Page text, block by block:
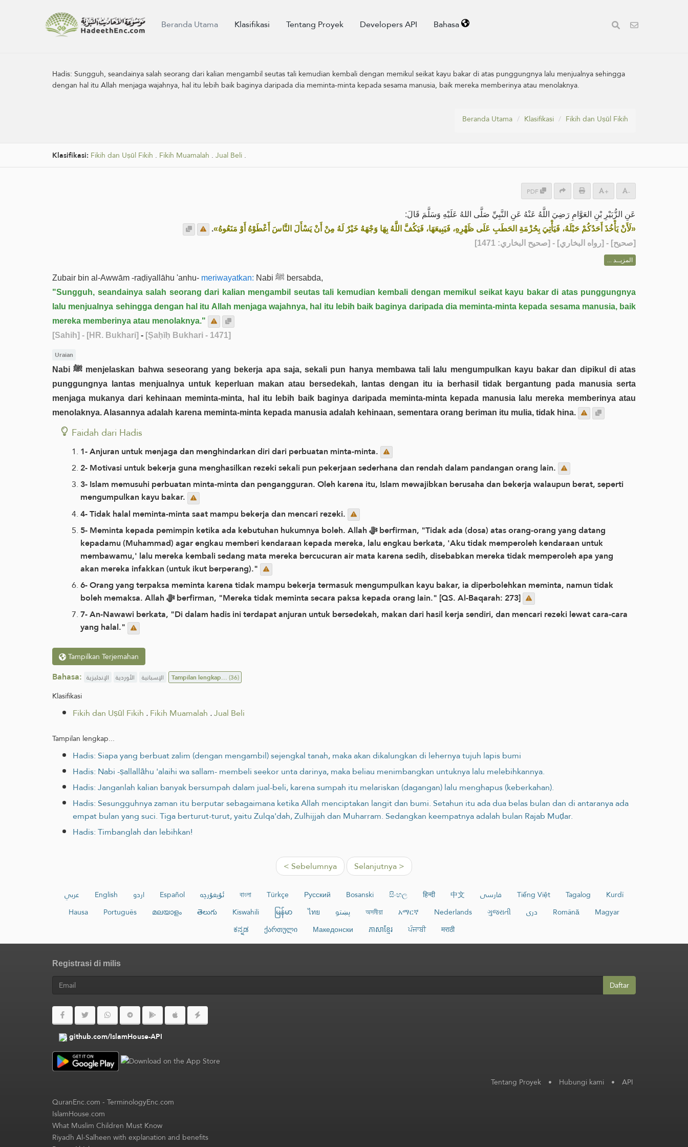
Beranda Utama Klasifikasi Tentang Proyek Developers API Bahasa
Hadis:Sungguh, seandainya salah seorang dari kalian mengambil seutas tali kemudian kembali dengan memikul ‎seikat kayu bakar di atas punggungnya lalu menjualnya sehingga
dengan hal itu Allah ‎menjaga wajahnya, hal itu lebih baik baginya daripada dia ‎meminta-minta kepada sesama manusia, baik mereka memberinya atau ‎menolaknya.‎
Beranda Utama Klasifikasi Fikih dan Uṣūl Fikih
Klasifikasi: Fikih dan Uṣūl Fikih . Fikih Muamalah . Jual Beli .
PDF + -
عَنِ الزُّبَيْرِ بْنِ العَوَّامِ رَضِيَ اللَّهُ عَنْهُ عَنِ النَّبِيِّ صَلَّى اللهُ عَلَيْهِ وَسَلَّمَ قَالَ:
«لَأَنْ يَأْخُذَ أَحَدُكُمْ حَبْلَهُ، فَيَأْتِيَ بِحُزْمَةِ الحَطَبِ عَلَى ظَهْرِهِ، فَيَبِيعَهَا، فَيَكُفَّ اللَّهُ بِهَا وَجْهَهُ خَيْرٌ لَهُ مِنْ أَنْ يَسْأَلَ النَّاسَ أَعْطَوْهُ أَوْ مَنَعُوهُ».
[صحيح] - [رواه البخاري] - [صحيح البخاري: 1471]
المزيــد ...
Zubair bin al-Awwām -raḍiyallāhu 'anhu- meriwayatkan:
Nabi ﷺ bersabda,
"Sungguh, seandainya salah seorang dari kalian mengambil seutas tali kemudian kembali dengan memikul ‎seikat kayu bakar di atas punggungnya
lalu menjualnya sehingga dengan hal itu Allah ‎menjaga wajahnya, hal itu lebih baik baginya daripada dia ‎meminta-minta kepada sesama manusia, baik
mereka memberinya atau ‎menolaknya.‎"
[Sahih] - [HR. Bukhari] - [Ṣaḥīḥ Bukhari - 1471]
Uraian
Nabi ﷺ menjelaskan bahwa seseorang yang bekerja apa saja, sekali pun hanya membawa tali lalu mengumpulkan kayu bakar dan dipikul di atas
punggungnya lantas menjualnya untuk keperluan makan atau bersedekah, lantas dengan itu ia berhasil tidak bergantung pada manusia serta
menjaga mukanya dari kehinaan meminta-minta, hal itu lebih baik baginya daripada meminta-minta kepada manusia lalu mereka memberinya atau
menolaknya. Alasannya adalah karena meminta-minta kepada manusia adalah kehinaan, sementara orang beriman itu mulia, tidak hina.
Faidah dari Hadis
1- Anjuran untuk menjaga dan menghindarkan diri dari perbuatan minta-minta.
2- Motivasi untuk bekerja guna menghasilkan rezeki sekali pun pekerjaan sederhana dan rendah dalam pandangan orang lain.
3- Islam memusuhi perbuatan minta-minta dan pengangguran. Oleh karena itu, Islam mewajibkan berusaha dan bekerja walaupun berat, seperti
mengumpulkan kayu bakar.
4- Tidak halal meminta-minta saat mampu bekerja dan mencari rezeki.
5- Meminta kepada pemimpin ketika ada kebutuhan hukumnya boleh. Allah ﷻ berfirman, "Tidak ada (dosa) atas orang-orang yang datang
kepadamu (Muhammad) agar engkau memberi kendaraan kepada mereka, lalu engkau berkata, 'Aku tidak memperoleh kendaraan untuk
membawamu,' lalu mereka kembali sedang mata mereka bercucuran air mata karena sedih, disebabkan mereka tidak memperoleh apa yang
akan mereka infakkan (untuk ikut berperang)."
6- Orang yang terpaksa meminta karena tidak mampu bekerja termasuk mengumpulkan kayu bakar, ia diperbolehkan meminta, namun tidak
boleh memaksa. Allah ﷻ berfirman, "Mereka tidak meminta secara paksa kepada orang lain." [QS. Al-Baqarah: 273]
7- An-Nawawi berkata, "Di dalam hadis ini terdapat anjuran untuk bersedekah, makan dari hasil kerja sendiri, dan mencari rezeki lewat cara-cara
yang halal."
Tampilkan Terjemahan
Bahasa: الإنجليزية الأوردية الإسبانية Tampilan lengkap...(36)
Klasifikasi
Fikih dan Uṣūl Fikih .Fikih Muamalah .Jual Beli
Tampilan lengkap...
Hadis: Siapa yang berbuat zalim (dengan mengambil) sejengkal tanah, maka akan dikalungkan di lehernya tujuh lapis bumi
Hadis: Nabi -ṣallallāhu 'alaihi wa sallam- membeli seekor unta darinya, maka beliau menimbangkan untuknya lalu melebihkannya.
Hadis: Janganlah kalian banyak bersumpah dalam jual-beli, karena sumpah itu melariskan (dagangan) lalu menghapus (keberkahan).
Hadis: Sesungguhnya zaman itu berputar sebagaimana ketika Allah menciptakan langit dan bumi. Setahun itu ada dua belas bulan dan di antaranya ada
empat bulan yang suci. Tiga berturut-turut, yaitu Zulqa'dah, Zulhijjah dan Muharram. Sedangkan keempatnya adalah bulan Rajab Muḍar.
Hadis: Timbanglah dan lebihkan!
< Sebelumnya Selanjutnya >
عربي English اردو Español ئۇيغۇرچە বাংলা Türkçe Русский Bosanski සිංහල हिन्दी 中文 فارسی Tiếng Việt Tagalog
Kurdî
Hausa
Português മലയാളം తెలుగు Kiswahili မြန်မာ ไทย پښتو অসমীয়া አማርኛ Nederlands ગુજરાતી دری Română
Magyar
ಕನ್ನಡ
ქართული Македонски ភាសាខ្មែរ ਪੰਜਾਬੀ मराठी
Registrasi di milis
Daftar
github.com/IslamHouse-API
Tentang Proyek • Hubungi kami • API
QuranEnc.com-TerminologyEnc.com
IslamHouse.com
What Muslim Children Must Know
Riyadh Al-Salheen with explanation and benefits